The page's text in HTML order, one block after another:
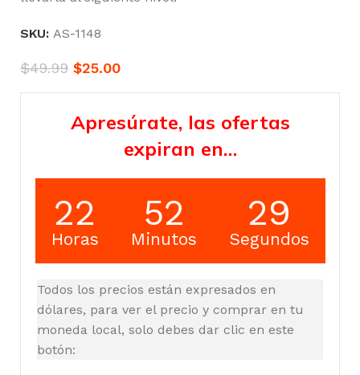
SKU: AS-1148
$49.99 $25.00
Apresúrate, las ofertas
expiran en…
22
Horas
52
Minutos
28
Segundos
Todos los precios están expresados en
dólares, para ver el precio y comprar en tu
moneda local, solo debes dar clic en este
botón: